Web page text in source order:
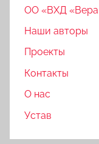
ОО «ВХД «Вера
Наши авторы
Проекты
Контакты
О нас
Устав